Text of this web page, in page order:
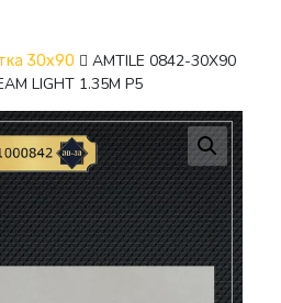
30x90
AMTILE 0842-30X90
LIGHT 1.35M P5